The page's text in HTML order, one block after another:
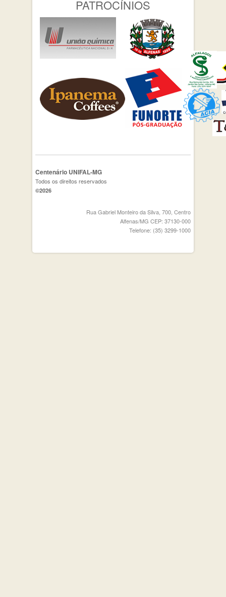
PATROCÍNIOS
Centenário UNIFAL-MG
Todos os direitos reservados
©2026
Rua Gabriel Monteiro da Silva, 700, Centro
Alfenas/MG CEP: 37130-000
Telefone: (35) 3299-1000